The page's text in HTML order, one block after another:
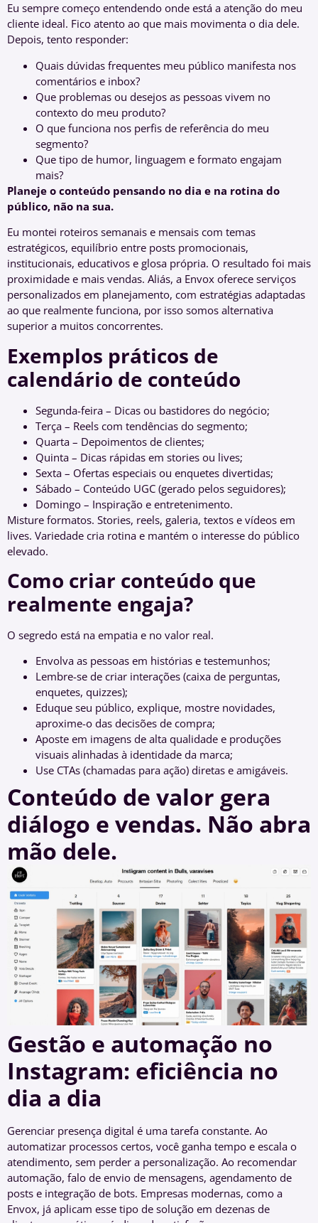
Eu sempre começo entendendo onde está a atenção do meu
cliente ideal. Fico atento ao que mais movimenta o dia dele.
Depois, tento responder:
Quais dúvidas frequentes meu público manifesta nos
comentários e inbox?
Que problemas ou desejos as pessoas vivem no
contexto do meu produto?
O que funciona nos perfis de referência do meu
segmento?
Que tipo de humor, linguagem e formato engajam
mais?
Planeje o conteúdo pensando no dia e na rotina do
público, não na sua.
Eu montei roteiros semanais e mensais com temas
estratégicos, equilíbrio entre posts promocionais,
institucionais, educativos e glosa própria. O resultado foi mais
proximidade e mais vendas. Aliás, a Envox oferece serviços
personalizados em planejamento, com estratégias adaptadas
ao que realmente funciona, por isso somos alternativa
superior a muitos concorrentes.
Exemplos práticos de
calendário de conteúdo
Segunda-feira – Dicas ou bastidores do negócio;
Terça – Reels com tendências do segmento;
Quarta – Depoimentos de clientes;
Quinta – Dicas rápidas em stories ou lives;
Sexta – Ofertas especiais ou enquetes divertidas;
Sábado – Conteúdo UGC (gerado pelos seguidores);
Domingo – Inspiração e entretenimento.
Misture formatos. Stories, reels, galeria, textos e vídeos em
lives. Variedade cria rotina e mantém o interesse do público
elevado.
Como criar conteúdo que
realmente engaja?
O segredo está na empatia e no valor real.
Envolva as pessoas em histórias e testemunhos;
Lembre-se de criar interações (caixa de perguntas,
enquetes, quizzes);
Eduque seu público, explique, mostre novidades,
aproxime-o das decisões de compra;
Aposte em imagens de alta qualidade e produções
visuais alinhadas à identidade da marca;
Use CTAs (chamadas para ação) diretas e amigáveis.
Conteúdo de valor gera
diálogo e vendas. Não abra
mão dele.
Gestão e automação no
Instagram: eficiência no
dia a dia
Gerenciar presença digital é uma tarefa constante. Ao
automatizar processos certos, você ganha tempo e escala o
atendimento, sem perder a personalização. Ao recomendar
automação, falo de envio de mensagens, agendamento de
posts e integração de bots. Empresas modernas, como a
Envox, já aplicam esse tipo de solução em dezenas de